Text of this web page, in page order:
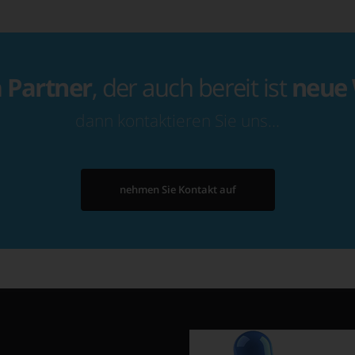
Partner, der auch bereit ist neue
dann kontaktieren Sie uns…
nehmen Sie Kontakt auf